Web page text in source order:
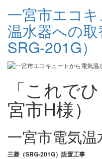
一宮市エコ
温水器への
SRG-201G）
「これで
宮市H様）
一宮市電気
三菱（SRG-201G）設置工事